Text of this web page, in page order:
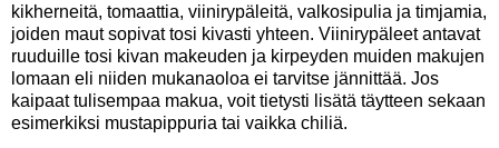
kikherneitä, tomaattia, viinirypäleitä, valkosipulia ja timjamia,
joiden maut sopivat tosi kivasti yhteen. Viinirypäleet antavat
ruuduille tosi kivan makeuden ja kirpeyden muiden makujen
lomaan eli niiden mukanaoloa ei tarvitse jännittää. Jos
kaipaat tulisempaa makua, voit tietysti lisätä täytteen sekaan
esimerkiksi mustapippuria tai vaikka chiliä.